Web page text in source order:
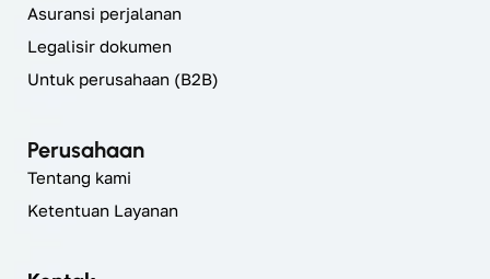
Asuransi perjalanan
Legalisir dokumen
Untuk perusahaan (B2B)
Perusahaan
Tentang kami
Ketentuan Layanan